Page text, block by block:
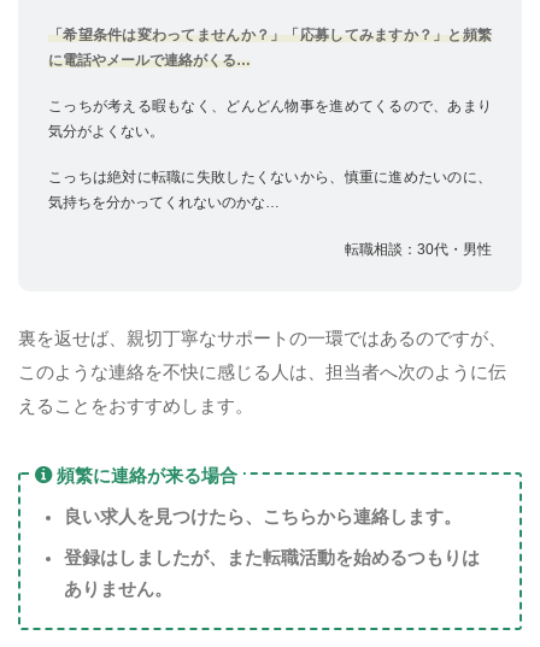
「希望条件は変わってませんか？」「応募してみますか？」と頻繁
に電話やメールで連絡がくる…
こっちが考える暇もなく、どんどん物事を進めてくるので、あまり
気分がよくない。
こっちは絶対に転職に失敗したくないから、慎重に進めたいのに、
気持ちを分かってくれないのかな…
転職相談：30代・男性
裏を返せば、親切丁寧なサポートの一環ではあるのですが、
このような連絡を不快に感じる人は、担当者へ次のように伝
えることをおすすめします。
頻繁に連絡が来る場合
良い求人を見つけたら、こちらから連絡します。
登録はしましたが、また転職活動を始めるつもりは
ありません。